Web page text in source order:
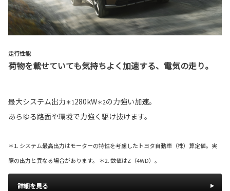
走行性能
荷物を載せていても気持ちよく加速する、電気の走り。
最大システム出力＊1280kW＊2の力強い加速。
あらゆる路面や環境で力強く駆け抜けます。
＊1. システム最高出力はモーターの特性を考慮したトヨタ自動車（株）算定値。実
際の出力と異なる場合があります。 ＊2. 数値はZ（4WD）。
詳細を見る